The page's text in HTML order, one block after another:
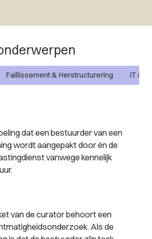
Faillissement & Herstructurering IT &
dat een bestuurder van een
wordt aangepakt door én de
vanwege kennelijk
van de curator behoort een
Als de